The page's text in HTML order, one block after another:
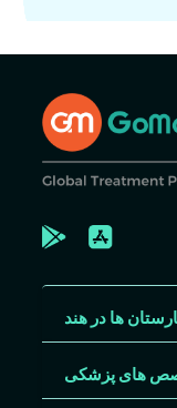
ها در هند
های پزشکی